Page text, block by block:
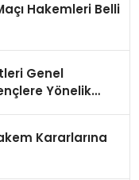
Hakemleri Belli
Genel
Yönelik
Kararlarına